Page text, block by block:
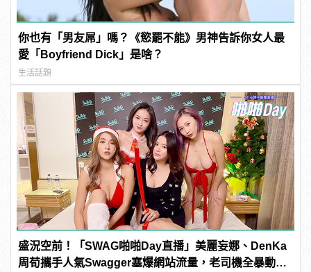
你也有「男友屌」嗎？《慾罷不能》男神告訴你女人最
愛「Boyfriend Dick」是啥？
生活話題
盛況空前！「SWAG啪啪Day直播」美麗妄娜、DenKa
周荀攜手人氣Swagger塞爆網站流量，老司機全暴動